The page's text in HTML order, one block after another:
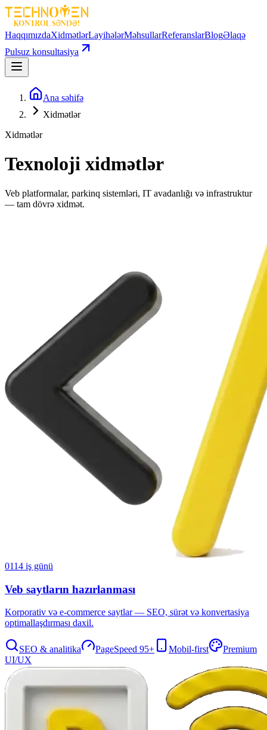
HaqqımızdaXidmətlərLayihələrMəhsullarReferanslarBlogƏlaqə
Pulsuz konsultasiya
Ana səhifə
Xidmətlər
Xidmətlər
Texnoloji xidmətlər
Veb platformalar, parkinq sistemləri, IT avadanlığı və infrastruktur
— tam dövrə xidmət.
0114 iş günü
Veb saytların hazırlanması
Korporativ və e-commerce saytlar — SEO, sürət və konvertasiya
optimallaşdırması daxil.
SEO & analitika PageSpeed 95+ Mobil-first
Premium
UI/UX